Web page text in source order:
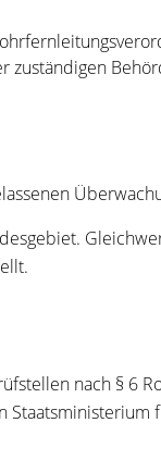
zuständigen
nach § 6